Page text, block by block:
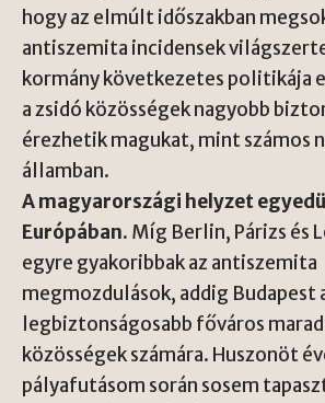
hogy az elmúlt időszakban
antiszemita incidensek
kormány következetes politikája
a zsidó közösségek nagyobb
érezhetik magukat, mint számos
államban.
A magyarországi helyzet
Európában. Míg Berlin, Párizs és
egyre gyakoribbak az antiszemita
megmozdulások, addig Budapest
legbiztonságosabb főváros
közösségek számára. Huszonöt
pályafutásom során sosem